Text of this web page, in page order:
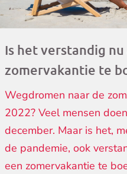
Is het verstandig nu
zomervakantie te
Wegdromen naar de
2022? Veel mensen
december. Maar is het,
de pandemie, ook
een zomervakantie te